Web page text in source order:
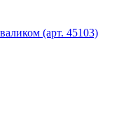
(арт. 45103)